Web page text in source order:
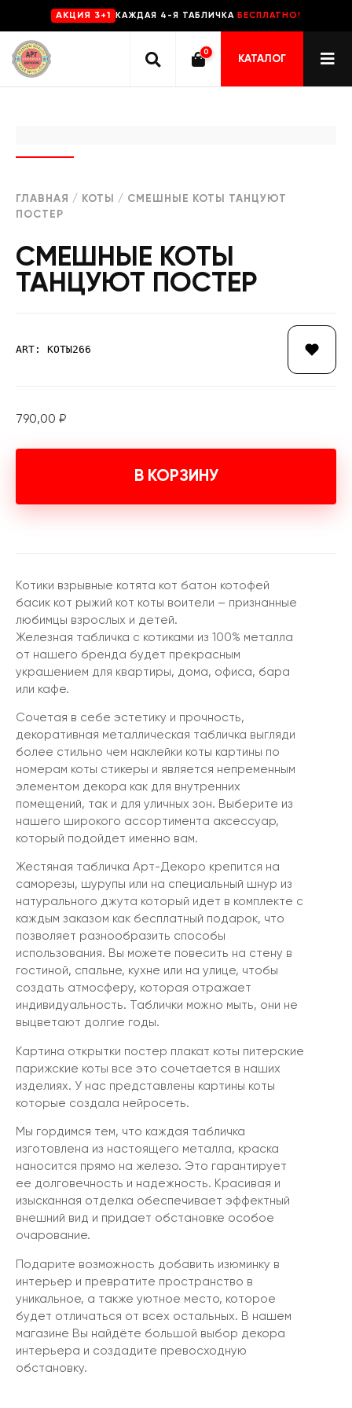
AKЦИЯ 3+1 КАЖДАЯ 4-Я ТАБЛИЧКА БЕСПЛАТНО!
0
КАТАЛОГ
ГЛАВНАЯ / КОТЫ
/ СМЕШНЫЕ КОТЫ ТАНЦУЮТ
ПОСТЕР
СМЕШНЫЕ КОТЫ
ТАНЦУЮТ ПОСТЕР
ART: КОТЫ266
790,00 ₽
В КОРЗИНУ
Котики взрывные котята кот батон котофей
басик кот рыжий кот коты воители – признанные
любимцы взрослых и детей.
Железная табличка с котиками из 100% металла
от нашего бренда будет прекрасным
украшением для квартиры, дома, офиса, бара
или кафе.
Сочетая в себе эстетику и прочность,
декоративная металлическая табличка выгляди
более стильно чем наклейки коты картины по
номерам коты стикеры и является непременным
элементом декора как для внутренних
помещений, так и для уличных зон. Выберите из
нашего широкого ассортимента аксессуар,
который подойдет именно вам.
Жестяная табличка Арт-Декоро крепится на
саморезы, шурупы или на специальный шнур из
натурального джута который идет в комплекте с
каждым заказом как бесплатный подарок, что
позволяет разнообразить способы
использования. Вы можете повесить на стену в
гостиной, спальне, кухне или на улице, чтобы
создать атмосферу, которая отражает
индивидуальность. Таблички можно мыть, они не
выцветают долгие годы.
Картина открытки постер плакат коты питерские
парижские коты все это сочетается в наших
изделиях. У нас представлены картины коты
которые создала нейросеть.
Мы гордимся тем, что каждая табличка
изготовлена из настоящего металла, краска
наносится прямо на железо. Это гарантирует
ее долговечность и надежность. Красивая и
изысканная отделка обеспечивает эффектный
внешний вид и придает обстановке особое
очарование.
Подарите возможность добавить изюминку в
интерьер и превратите пространство в
уникальное, а также уютное место, которое
будет отличаться от всех остальных. В нашем
магазине Вы найдёте большой выбор декора
интерьера и создадите превосходную
обстановку.